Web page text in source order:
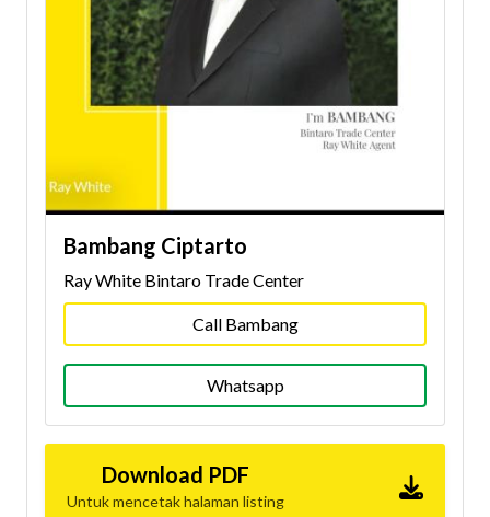
Bambang Ciptarto
Ray White Bintaro Trade Center
Call Bambang
Whatsapp
Download PDF
Untuk mencetak halaman listing